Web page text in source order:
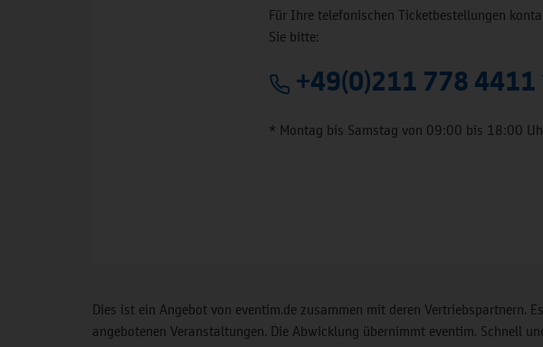
Für Ihre telefonischen Ticketbestellungen
Sie bitte:
+49(0)211 778
* Montag bis Samstag von 09:00 bis 18:00
Dies ist ein Angebot von eventim.de zusammen mit deren Vertriebspartnern.
angebotenen Veranstaltungen. Die Abwicklung übernimmt eventim. Schnell